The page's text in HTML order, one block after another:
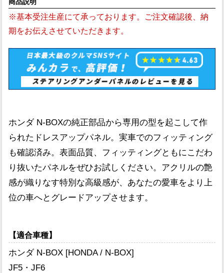
商品説明
※基本受注生産にて承っております。ご注文確認後、納
期をお伝えさせていただきます。
ホンダ N-BOXの純正部品から専用の型を起こして作
られたドレスアップパネル。実車でのフィッティング
も確認済み。表面品質、フィッティングともにこだわ
り抜いたパネルをぜひお試しください。アクリルの艶
感が織りなす特別な高級感が、あなたの愛車をより上
位の車へとグレードアップさせます。
【適合車種】
ホンダ N-BOX [HONDA / N-BOX]
JF5・JF6